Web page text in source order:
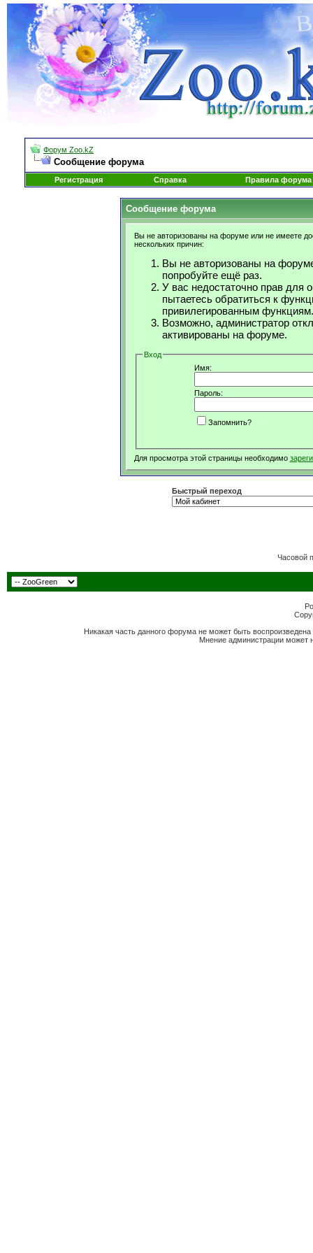
Форум Zoo.kZ
Сообщение форума
Регистрация Справка Правила форума
Сообщение форума
Вы не авторизованы на форуме или не имеете
нескольких причин:
Вы не авторизованы на
попробуйте ещё раз.
У вас недостаточно прав для
пытаетесь обратиться к
привилегированным функциям.
Возможно, администратор
активированы на форуме.
Вход
Имя:
Пароль:
Запомнить?
Для просмотра этой страницы необходимо
Быстрый переход
Часовой
Никакая часть данного форума не может быть
Мнение администрации может